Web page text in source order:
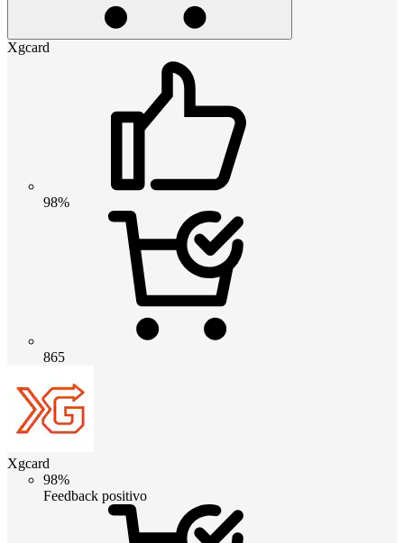
Xgcard
98%
865
Xgcard
98%
Feedback positivo